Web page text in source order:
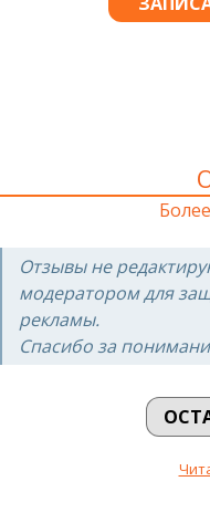
Отзывы не
модератором для
рекламы.
Спасибо за